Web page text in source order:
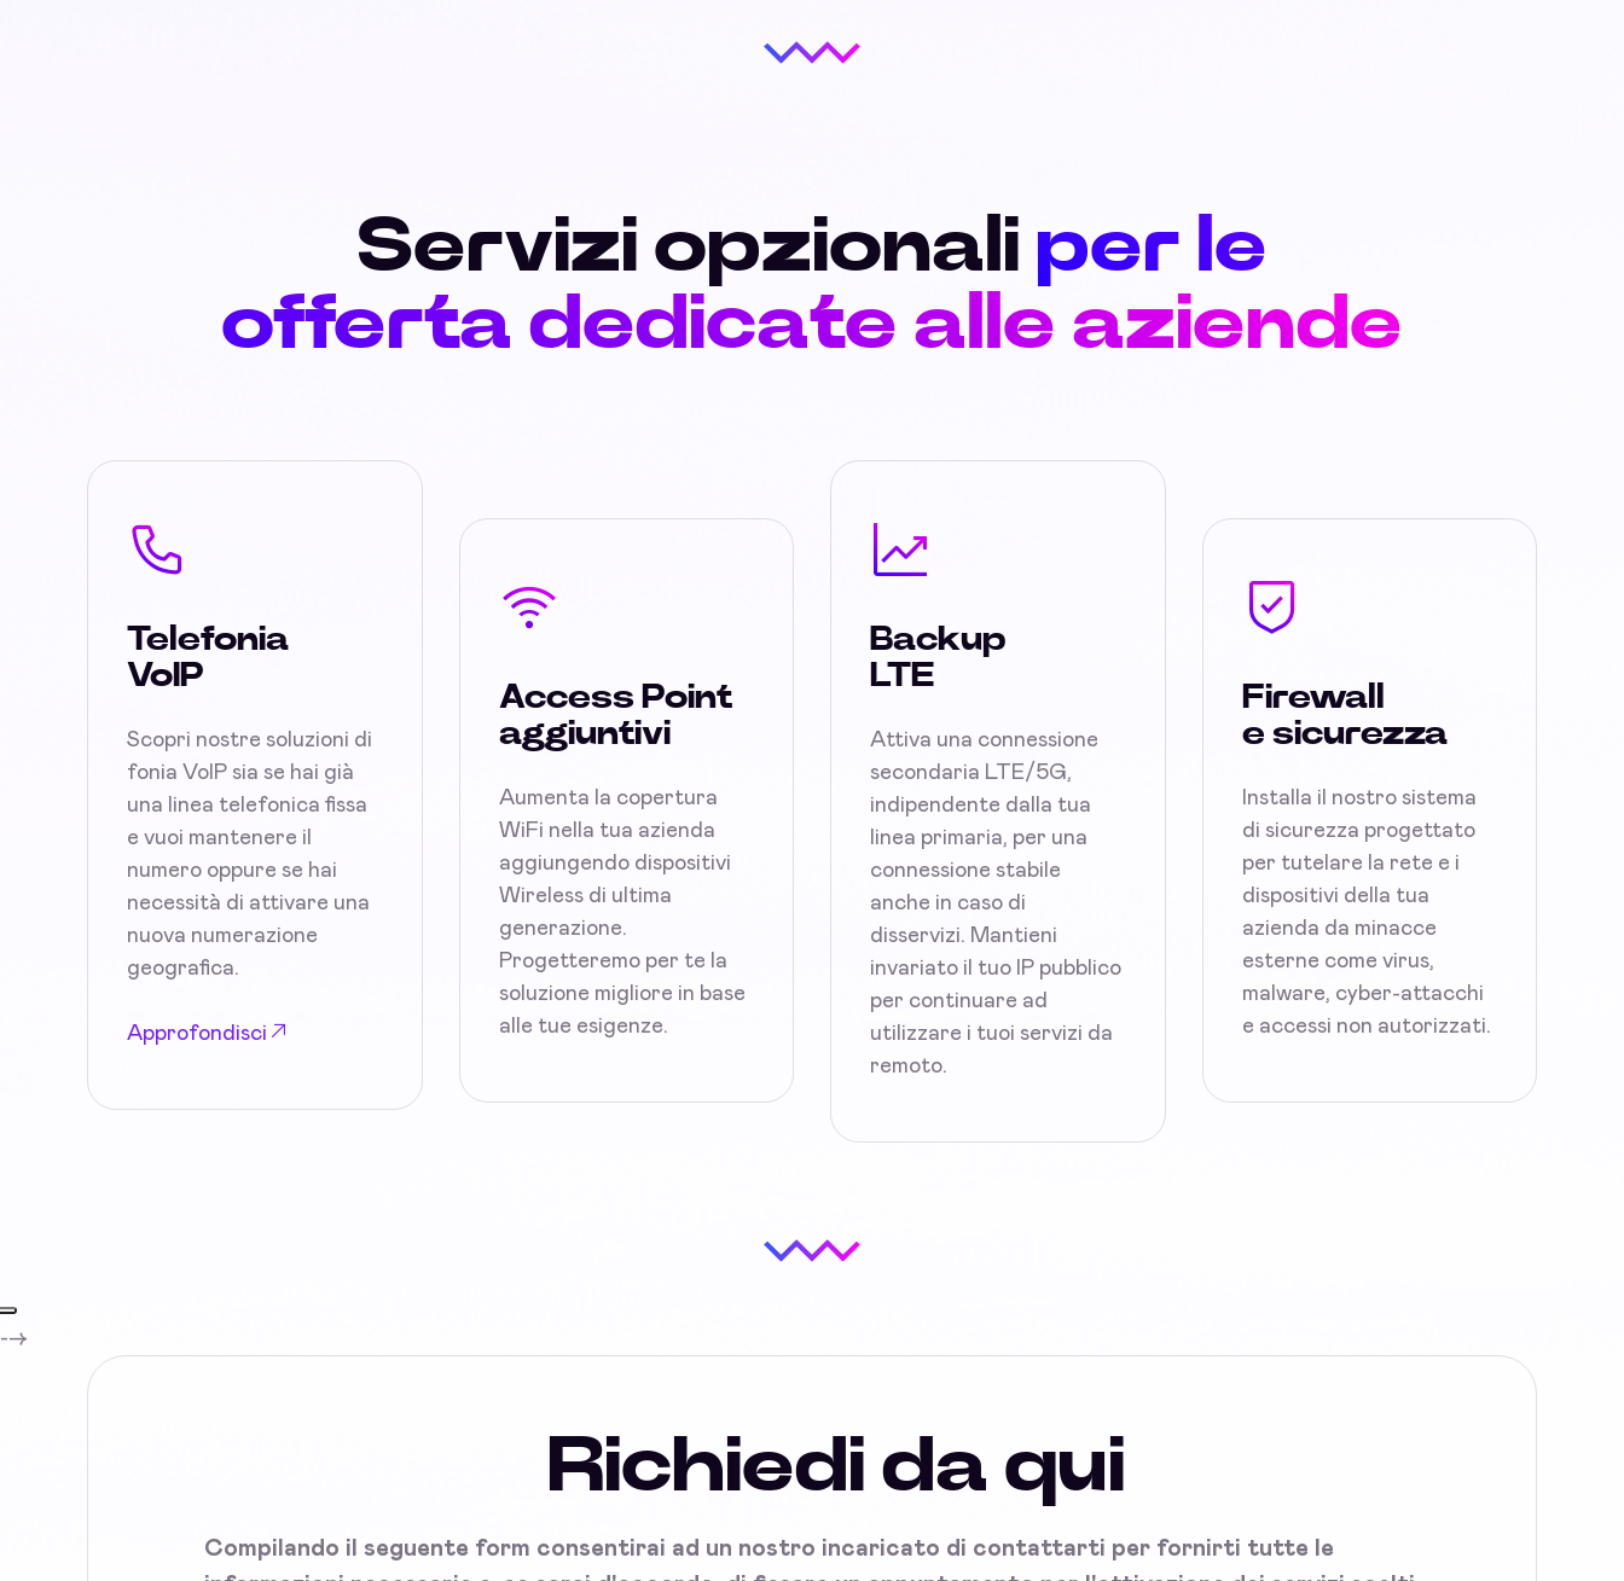
Servizi opzionali per le
offerta dedicate alle aziende
Telefonia
VoIP
Scopri nostre soluzioni di
fonia VoIP sia se hai già
una linea telefonica fissa
e vuoi mantenere il
numero oppure se hai
necessità di attivare una
nuova numerazione
geografica.
Approfondisci
Access Point
aggiuntivi
Aumenta la copertura
WiFi nella tua azienda
aggiungendo dispositivi
Wireless di ultima
generazione.
Progetteremo per te la
soluzione migliore in base
alle tue esigenze.
Backup
LTE
Attiva una connessione
secondaria LTE/5G,
indipendente dalla tua
linea primaria, per una
connessione stabile
anche in caso di
disservizi. Mantieni
invariato il tuo IP pubblico
per continuare ad
utilizzare i tuoi servizi da
remoto.
Firewall
e sicurezza
Installa il nostro sistema
di sicurezza progettato
per tutelare la rete e i
dispositivi della tua
azienda da minacce
esterne come virus,
malware, cyber-attacchi
e accessi non autorizzati.
-->
Richiedi da qui
Compilando il seguente form consentirai ad un nostro incaricato di contattarti per fornirti tutte le